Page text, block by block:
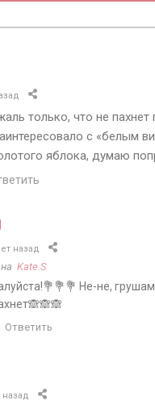
только, что не пахнет
с «белым
яблока, думаю
назад
Kate.S
Не-не,
Ответить
назад